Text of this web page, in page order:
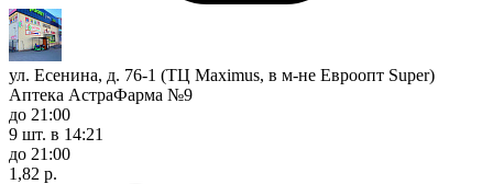
ул. Есенина, д. 76-1 (ТЦ Maximus, в м-не Евроопт Super)
Аптека АстраФарма №9
до 21:00
9 шт. в 14:21
до 21:00
1,82 р.